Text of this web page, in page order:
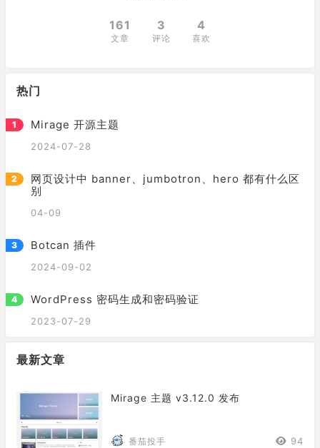
161
文章
3
评论
4
喜欢
热门
Mirage 开源主题
2024-07-28
网页设计中 banner、jumbotron、hero 都有什么区
别
04-09
Botcan 插件
2024-09-02
WordPress 密码生成和密码验证
2023-07-29
最新文章
Mirage 主题 v3.12.0 发布
番茄投手 94